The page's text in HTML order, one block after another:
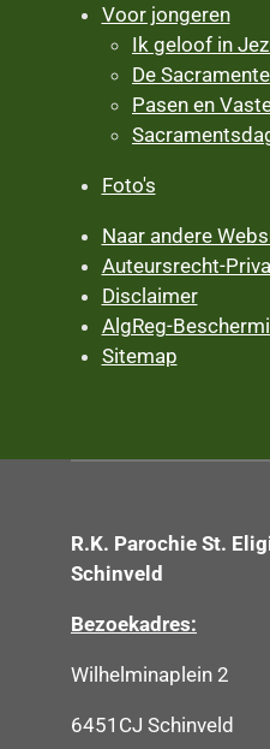
Voor jongeren
Ik geloof in
De
Pasen en
Foto's
Naar andere
Auteursrecht-
Disclaimer
AlgReg-
Sitemap
R.K. Parochie St.
Schinveld
Bezoekadres:
Wilhelminaplein 2
6451CJ Schinveld